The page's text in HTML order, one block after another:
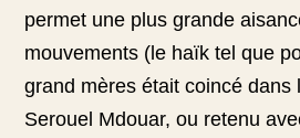
permet une plus grande
mouvements (le haïk tel que
grand mères était coincé dans
Serouel Mdouar, ou retenu